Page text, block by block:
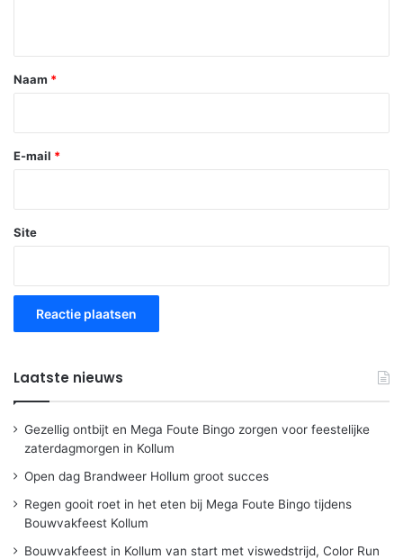
*
Naam *
E-mail *
Site
Laatste nieuws
Gezellig ontbijt en Mega Foute Bingo zorgen voor feestelijke
zaterdagmorgen in Kollum
Open dag Brandweer Hollum groot succes
Regen gooit roet in het eten bij Mega Foute Bingo tijdens
Bouwvakfeest Kollum
Bouwvakfeest in Kollum van start met viswedstrijd, Color Run